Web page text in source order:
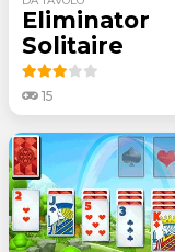
Eliminator
Solitaire
15